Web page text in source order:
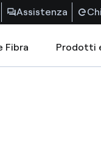
Assistenza
Fibra Prodotti